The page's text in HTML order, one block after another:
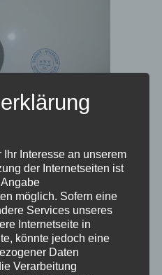
Interesse an unserem
der Internetseiten ist
möglich. Sofern eine
Services unseres
Internetseite in
könnte jedoch eine
Daten
Verarbeitung